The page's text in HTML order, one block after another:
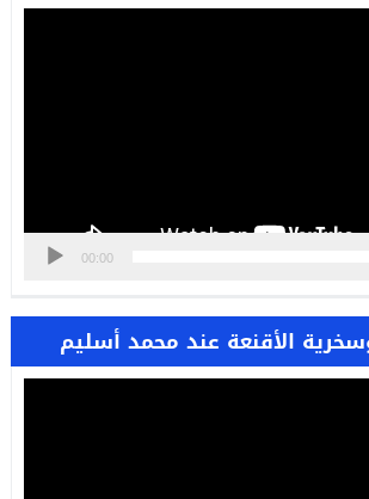
00:00
الأقنعة عند محمد أسليم